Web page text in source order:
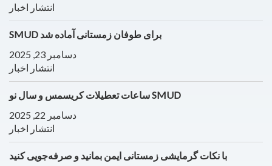
انتشار اخبار
SMUD برای طوفان زمستانی آماده شد
دسامبر 23, 2025
انتشار اخبار
ساعات تعطیلات کریسمس و سال نو SMUD
دسامبر 22, 2025
انتشار اخبار
با نکات گرمایشی زمستانی ایمن بمانید و صرفه‌جویی کنید